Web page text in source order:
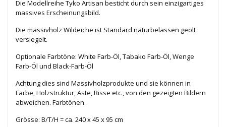
Die Modellreihe Tyko Artisan besticht durch sein einzigartiges
massives Erscheinungsbild.
Die massivholz Wildeiche ist Standard naturbelassen geölt
versiegelt.
Optionale Farbtöne: White Farb-Öl, Tabako Farb-Öl, Wenge
Farb-Öl und Black-Farb-Öl
Achtung dies sind Massivholzprodukte und sie können in
Farbe, Holzstruktur, Aste, Risse etc., von den gezeigten Bildern
abweichen. Farbtönen.
Grösse: B/T/H = ca. 240 x 45 x 95 cm